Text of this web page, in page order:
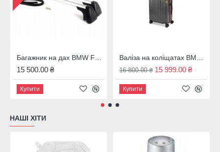
Багажник на дах BMW F31, 82712350124
15 500.00 ₴
Купити
Валіза на коліщатах BMW M темно-сіра 43 л. 80225A7C973
16 800.00 ₴ 15 999.00 ₴
Купити
НАШІ ХІТИ